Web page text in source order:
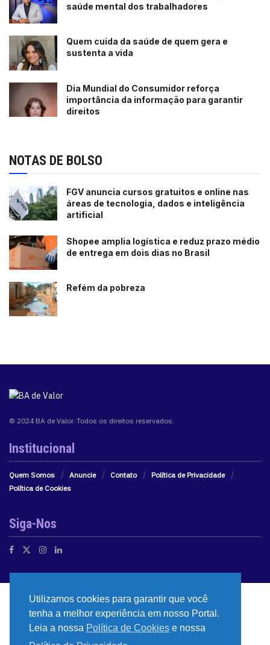
saúde mental dos trabalhadores
Quem cuida da saúde de quem gera e
sustenta a vida
Dia Mundial do Consumidor reforça
importância da informação para garantir
direitos
NOTAS DE BOLSO
FGV anuncia cursos gratuitos e online nas
áreas de tecnologia, dados e inteligência
artificial
Shopee amplia logística e reduz prazo médio
de entrega em dois dias no Brasil
Refém da pobreza
© 2024 BA de Valor. Todos os direitos reservados.
Institucional
Quem Somos Anuncie Contato
Política de Privacidade
Política de Cookies
Siga-Nos
Utilizamos cookies para garantir que você
tenha a melhor experiência em nosso Portal.
Leia a nossa Política de Cookies e nossa